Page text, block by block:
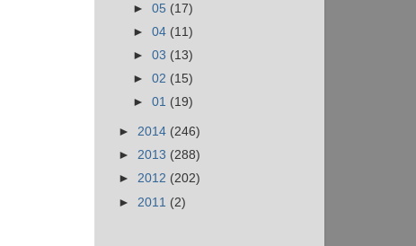
►05 (17)
►04 (11)
►03 (13)
►02 (15)
►01 (19)
► 2014 (246)
► 2013 (288)
► 2012 (202)
► 2011 (2)